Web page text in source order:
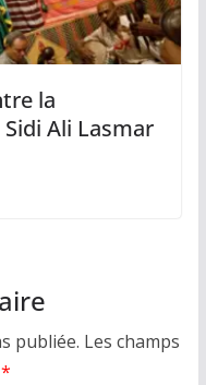
la
Ali Lasmar
publiée. Les champs
*